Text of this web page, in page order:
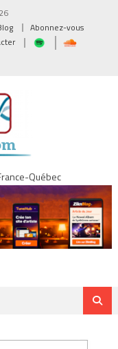
Abonnez-vous
Québec